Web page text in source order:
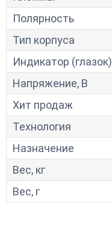
Полярность
Тип корпуса
Индикатор (глазок)
Напряжение, В
Хит продаж
Технология
Назначение
Вес, кг
Вес, г